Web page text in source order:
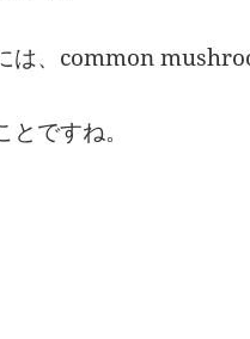
は、common
ですね。
シュルーム」の英語は